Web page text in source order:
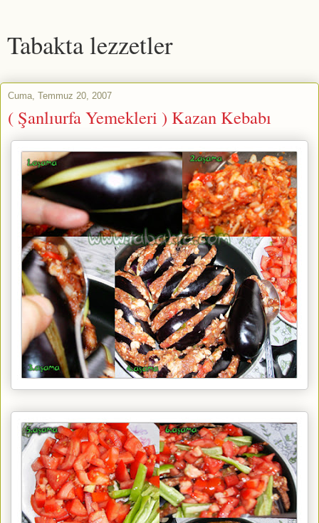
Tabakta lezzetler
Cuma, Temmuz 20, 2007
( Şanlıurfa Yemekleri ) Kazan Kebabı